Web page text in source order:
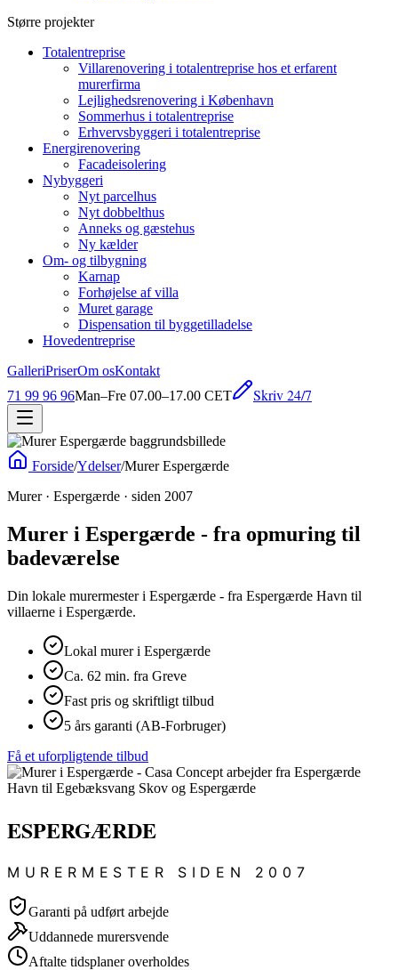
Større projekter
Totalentreprise
Villarenovering i totalentreprise hos et erfarent
murerfirma
Lejlighedsrenovering i København
Sommerhus i totalentreprise
Erhvervsbyggeri i totalentreprise
Energirenovering
Facadeisolering
Nybyggeri
Nyt parcelhus
Nyt dobbelthus
Anneks og gæstehus
Ny kælder
Om- og tilbygning
Karnap
Forhøjelse af villa
Muret garage
Dispensation til byggetilladelse
Hovedentreprise
GalleriPriserOm osKontakt
71 99 96 96Man–Fre 07.00–17.00 CET Skriv 24/7
Forside/Ydelser/Murer Espergærde
Murer · Espergærde · siden 2007
Murer i Espergærde - fra opmuring til
badeværelse
Din lokale murermester i Espergærde - fra Espergærde Havn til
villaerne i Espergærde.
Lokal murer i Espergærde
Ca. 62 min. fra Greve
Fast pris og skriftligt tilbud
5 års garanti (AB-Forbruger)
Få et uforpligtende tilbud
ESPERGÆRDE
MURERMESTER SIDEN 2007
Garanti på udført arbejde
Uddannede murersvende
Aftalte tidsplaner overholdes